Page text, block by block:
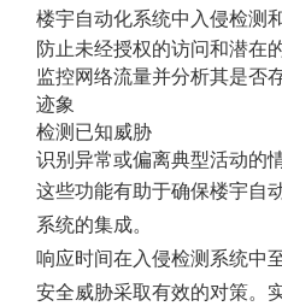
楼宇自动化系统中入侵检测
防止未经授权的访问和潜在
监控网络流量并分析其是否
迹象
检测已知威胁
识别异常或偏离典型活动的
这些功能有助于确保楼宇自
系统的集成。
响应时间在入侵检测系统中
安全威胁采取有效的对策。